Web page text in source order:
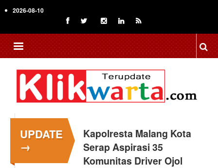
to
content
2026-08-10
UPDATE
→
Kapolresta Malang Kota
Serap Aspirasi 35
Komunitas Driver Ojol